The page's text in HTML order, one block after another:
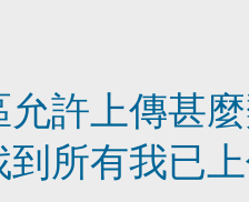
允許上傳甚
到所有我已